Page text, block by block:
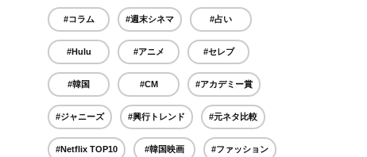
#コラム #週末シネマ #占い
#Hulu #アニメ #セレブ
#韓国 #CM #アカデミー賞
#ジャニーズ #興行トレンド #元ネタ比較
#Netflix TOP10 #韓国映画 #ファッション